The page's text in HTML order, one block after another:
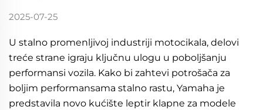
2025-07-25
U stalno promenljivoj industriji motocikala, delovi
treće strane igraju ključnu ulogu u poboljšanju
performansi vozila. Kako bi zahtevi potrošača za
boljim performansama stalno rastu, Yamaha je
predstavila novo kućište leptir klapne za modele